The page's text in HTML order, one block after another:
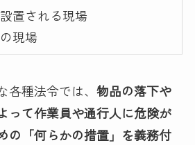
置される現場
現場
種法令では、 物品の落下や
って作業員や通行人に危険が
の「何らかの措置」を義務付